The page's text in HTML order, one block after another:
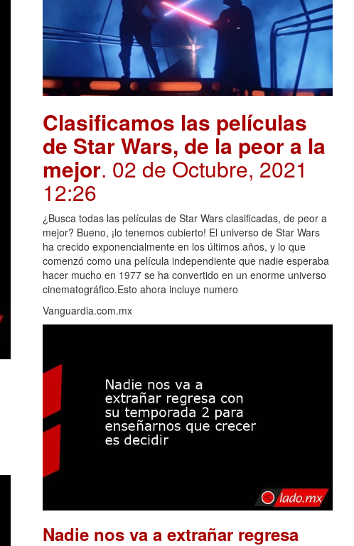
Clasificamos las películas
de Star Wars, de la peor a la
mejor. 02 de Octubre, 2021
12:26
¿Busca todas las películas de Star Wars clasificadas, de peor a
mejor? Bueno, ¡lo tenemos cubierto! El universo de Star Wars
ha crecido exponencialmente en los últimos años, y lo que
comenzó como una película independiente que nadie esperaba
hacer mucho en 1977 se ha convertido en un enorme universo
cinematográfico.Esto ahora incluye numero
Vanguardia.com.mx
Nadie nos va a extrañar regresa